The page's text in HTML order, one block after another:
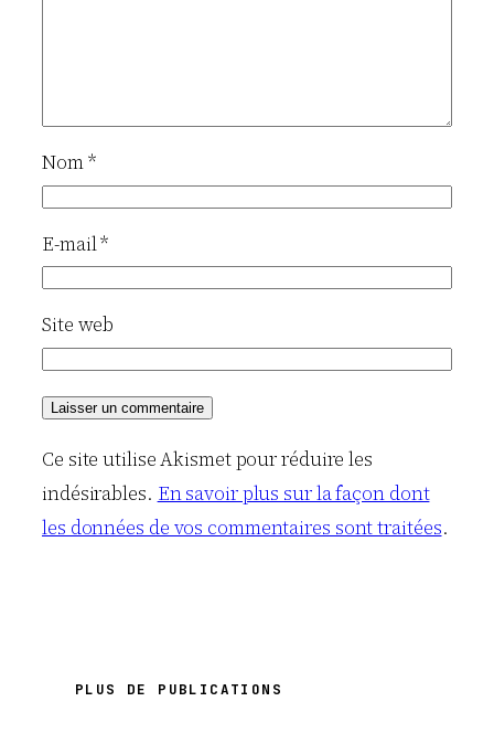
Nom*
E-mail*
Site web
Ce site utilise Akismet pour réduire les
indésirables. En savoir plus sur la façon dont
les données de vos commentaires sont traitées.
PLUS DE PUBLICATIONS